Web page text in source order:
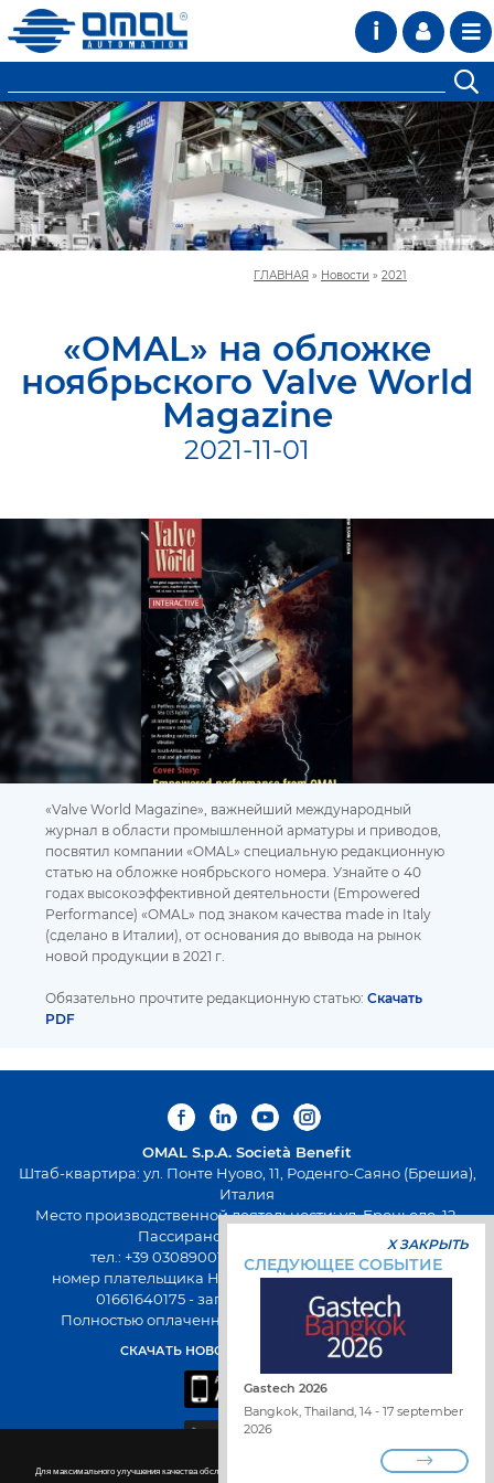
Для максимального улучшения качества обслуживания на сайте используются файлы cookie. Подробнее
i
ГЛАВНАЯ » Новости » 2021
«OMAL» на обложке
ноябрьского Valve World
Magazine
2021-11-01
«Valve World Magazine», важнейший международный
журнал в области промышленной арматуры и приводов,
посвятил компании «OMAL» специальную редакционную
статью на обложке ноябрьского номера. Узнайте о 40
годах высокоэффективной деятельности (Empowered
Performance) «OMAL» под знаком качества made in Italy
(сделано в Италии), от основания до вывода на рынок
новой продукции в 2021 г.
Обязательно прочтите редакционную статью:Скачать
PDF
OMAL S.p.A. Società Benefit
Штаб-квартира: ул. Понте Нуово, 11, Роденго-Саяно (Брешиа),
Италия
Место производственной деятельности: ул. Броньоло, 12,
Пассирано (Брешиа), Италия
тел.: +39 0308900145 факс: +39 0308900423
номер плательщика НДС: 00645720988 - Fiscal Code:
01661640175 - запись в РЭАИП: BS-258271
Полностью оплаченный капитал 500 000,00 евро
СКАЧАТЬ НОВОЕ ПРИЛОЖЕНИЕ OMAL
X ЗАКРЫТЬ
СЛЕДУЮЩЕЕ СОБЫТИЕ
Gastech 2026
Bangkok, Thailand, 14 - 17 september
2026